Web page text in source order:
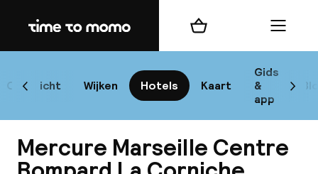
Home
Overzicht Wijken Hotels Kaart
Gids
&
app
Scroll naar links
Winkelmand Menu
Mercure Marseille Centre